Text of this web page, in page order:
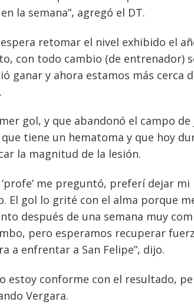
la semana”, agregó el DT.
retomar el nivel exhibido el
con todo cambio (de entrenador)
ganar y ahora estamos más cerca
gol, y que abandonó el campo
tiene un hematoma y que hoy
la magnitud de la lesión.
me preguntó, preferí dejar
El gol lo grité con el alma porque
después de una semana muy
pero esperamos recuperar
a enfrentar a San Felipe”, dijo.
estoy conforme con el resultado,
Vergara.